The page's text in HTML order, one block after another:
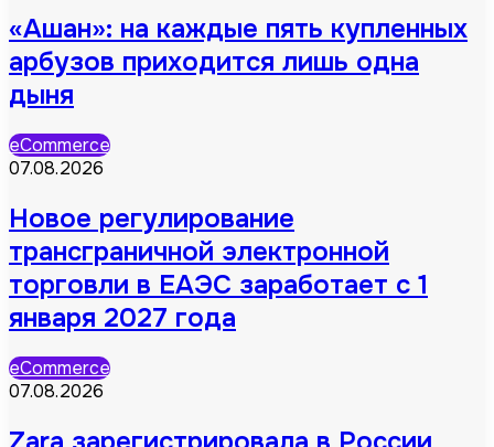
«Ашан»: на каждые пять купленных
арбузов приходится лишь одна
дыня
eCommerce
07.08.2026
Новое регулирование
трансграничной электронной
торговли в ЕАЭС заработает с 1
января 2027 года
eCommerce
07.08.2026